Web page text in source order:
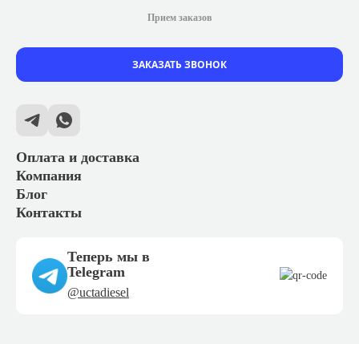
Оплата и доставка
Компания
Блог
Контакты
Прием заказов
ЗАКАЗАТЬ ЗВОНОК
Теперь мы в
Telegram
@uctadiesel